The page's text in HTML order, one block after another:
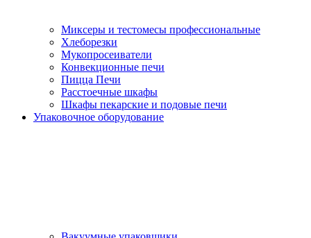
Миксеры и тестомесы профессиональные
Хлеборезки
Мукопросеиватели
Конвекционные печи
Пицца Печи
Расстоечные шкафы
Шкафы пекарские и подовые печи
Упаковочное оборудование